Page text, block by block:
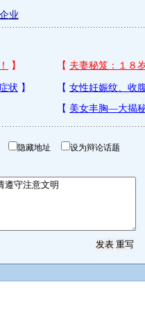
业
隐藏地址 设为辩论话题